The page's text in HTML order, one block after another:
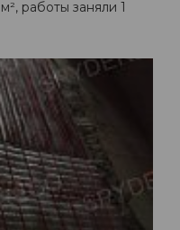
работы заняли 1